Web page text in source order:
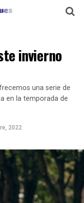
invierno
una serie de
en la temporada de
2022